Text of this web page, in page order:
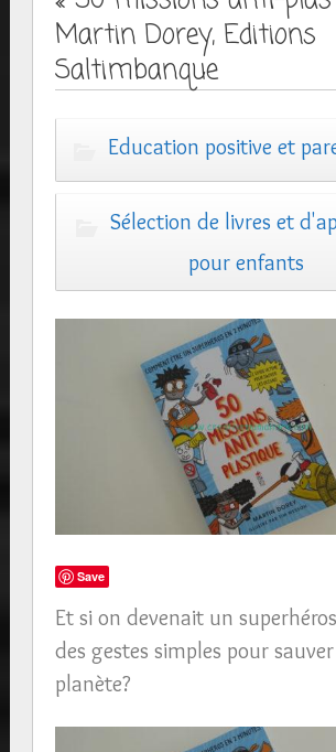
Martin Dorey, Editions
Saltimbanque
Education positive et
Sélection de livres et
pour enfants
Save
Et si on devenait un
des gestes simples pour
planète?